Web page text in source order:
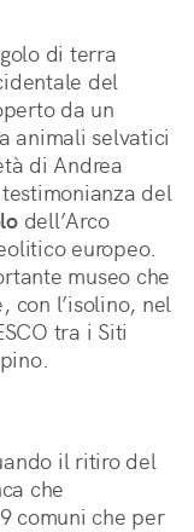
di terra
del
da un
animali selvatici
di Andrea
del
dell’Arco
europeo.
museo che
con l’isolino, nel
tra i Siti
il ritiro del
che
comuni che per